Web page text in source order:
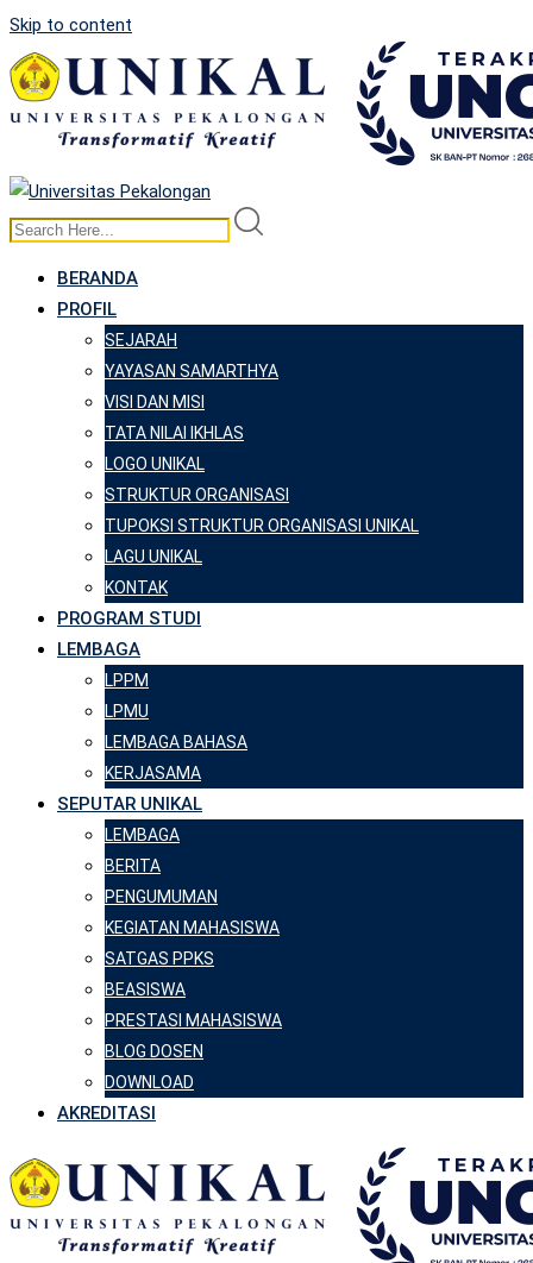
Skip to content
BERANDA
PROFIL
SEJARAH
YAYASAN SAMARTHYA
VISI DAN MISI
TATA NILAI IKHLAS
LOGO UNIKAL
STRUKTUR ORGANISASI
TUPOKSI STRUKTUR ORGANISASI UNIKAL
LAGU UNIKAL
KONTAK
PROGRAM STUDI
LEMBAGA
LPPM
LPMU
LEMBAGA BAHASA
KERJASAMA
SEPUTAR UNIKAL
LEMBAGA
BERITA
PENGUMUMAN
KEGIATAN MAHASISWA
SATGAS PPKS
BEASISWA
PRESTASI MAHASISWA
BLOG DOSEN
DOWNLOAD
AKREDITASI